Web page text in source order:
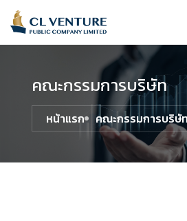
คณะกรรมการบริษัท
หน้าแรก คณะกรรมการบริษั